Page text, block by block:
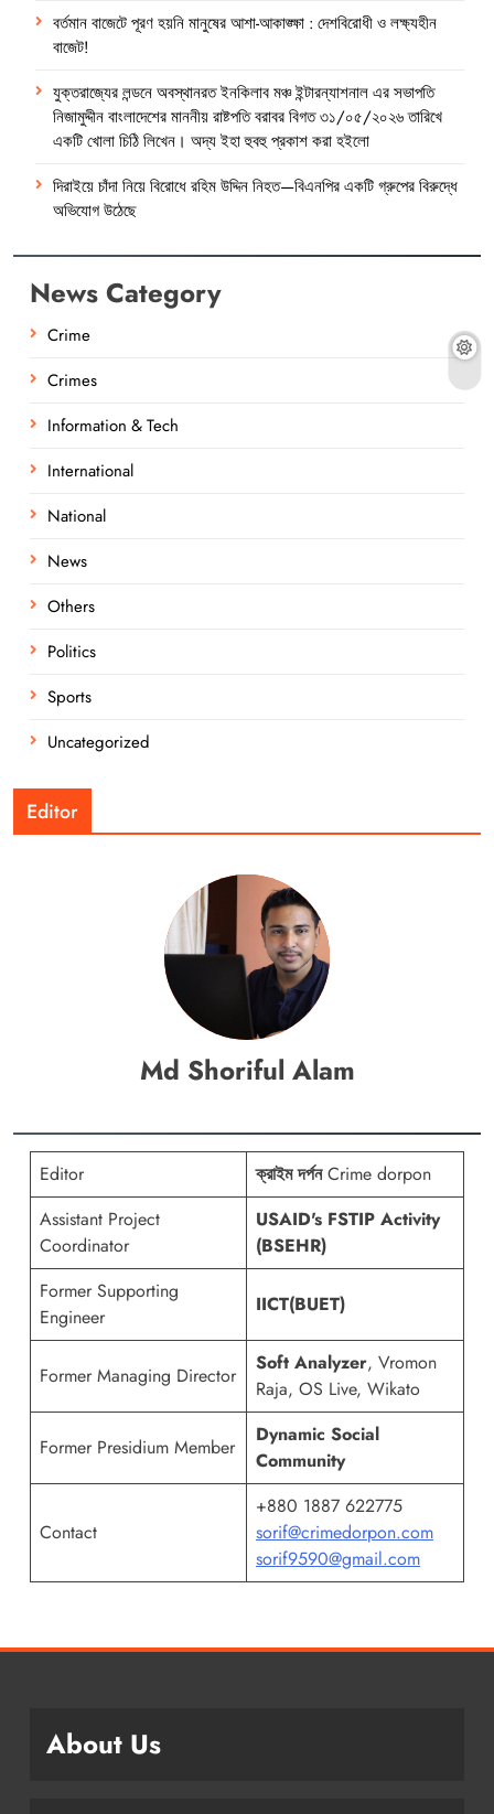
বর্তমান বাজেটে পূরণ হয়নি মানুষের আশা-আকাঙ্ক্ষা : দেশবিরোধী ও লক্ষ্যহীন
বাজেট!
যুক্তরাজ্যের লন্ডনে অবস্থানরত ইনকিলাব মঞ্চ ইন্টারন্যাশনাল এর সভাপতি
নিজামুদ্দীন বাংলাদেশের মাননীয় রাষ্টপতি বরাবর বিগত ৩১/০৫/২০২৬ তারিখে
একটি খোলা চিঠি লিখেন। অদ্য ইহা হুবহু প্রকাশ করা হইলো
দিরাইয়ে চাঁদা নিয়ে বিরোধে রহিম উদ্দিন নিহত—বিএনপির একটি গ্রুপের বিরুদ্ধে
অভিযোগ উঠেছে
News Category
Crime
Crimes
Information & Tech
International
National
News
Others
Politics
Sports
Uncategorized
Editor
Md Shoriful Alam
Editor ক্রাইম দর্পনCrime dorpon
Assistant Project
Coordinator
USAID's FSTIP Activity
(BSEHR)
Former Supporting
Engineer
IICT(BUET)
Former Managing Director
Soft Analyzer, Vromon
Raja, OS Live, Wikato
Former Presidium Member
Dynamic Social
Community
Contact
+880 1887 622775
sorif@crimedorpon.com
sorif9590@gmail.com
About Us